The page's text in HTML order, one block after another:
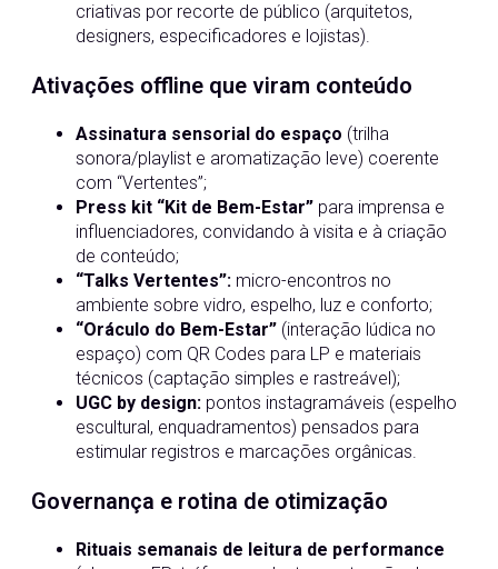
criativas por recorte de público (arquitetos,
designers, especificadores e lojistas).
Ativações offline que viram conteúdo
Assinatura sensorial do espaço (trilha
sonora/playlist e aromatização leve) coerente
com “Vertentes”;
Press kit “Kit de Bem-Estar” para imprensa e
influenciadores, convidando à visita e à criação
de conteúdo;
“Talks Vertentes”: micro-encontros no
ambiente sobre vidro, espelho, luz e conforto;
“Oráculo do Bem-Estar” (interação lúdica no
espaço) com QR Codes para LP e materiais
técnicos (captação simples e rastreável);
UGC by design: pontos instagramáveis (espelho
escultural, enquadramentos) pensados para
estimular registros e marcações orgânicas.
Governança e rotina de otimização
Rituais semanais de leitura de performance